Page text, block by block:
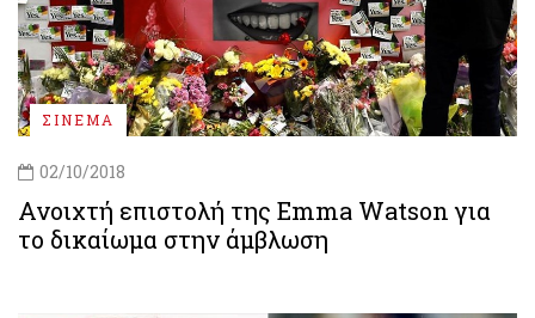
ΣΙΝΕΜΑ
02/10/2018
Ανοιχτή επιστολή της Emma Watson για
το δικαίωμα στην άμβλωση